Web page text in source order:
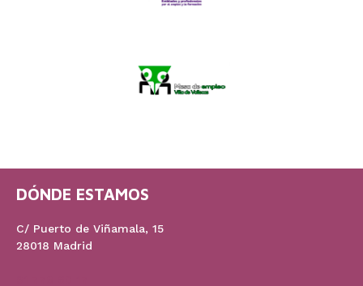
DÓNDE ESTAMOS
C/ Puerto de Viñamala, 15
28018 Madrid